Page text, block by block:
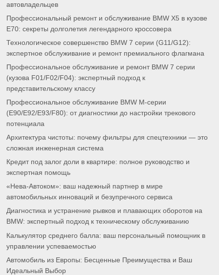
автовладельцев
Профессиональный ремонт и обслуживание BMW X5 в кузове
E70: секреты долголетия легендарного кроссовера
Технологическое совершенство BMW 7 серии (G11/G12):
экспертное обслуживание и ремонт премиального флагмана
Профессиональное обслуживание и ремонт BMW 7 серии
(кузова F01/F02/F04): экспертный подход к
представительскому классу
Профессиональное обслуживание BMW M-серии
(E90/E92/E93/F80): от диагностики до настройки трекового
потенциала
Архитектура чистоты: почему фильтры для спецтехники — это
сложная инженерная система
Кредит под залог доли в квартире: полное руководство и
экспертная помощь
«Нева-Автоком»: ваш надежный партнер в мире
автомобильных инноваций и безупречного сервиса
Диагностика и устранение рывков и плавающих оборотов на
BMW: экспертный подход к техническому обслуживанию
Калькулятор среднего балла: ваш персональный помощник в
управлении успеваемостью
Автомобиль из Европы: Бесценные Преимущества и Ваш
Идеальный Выбор